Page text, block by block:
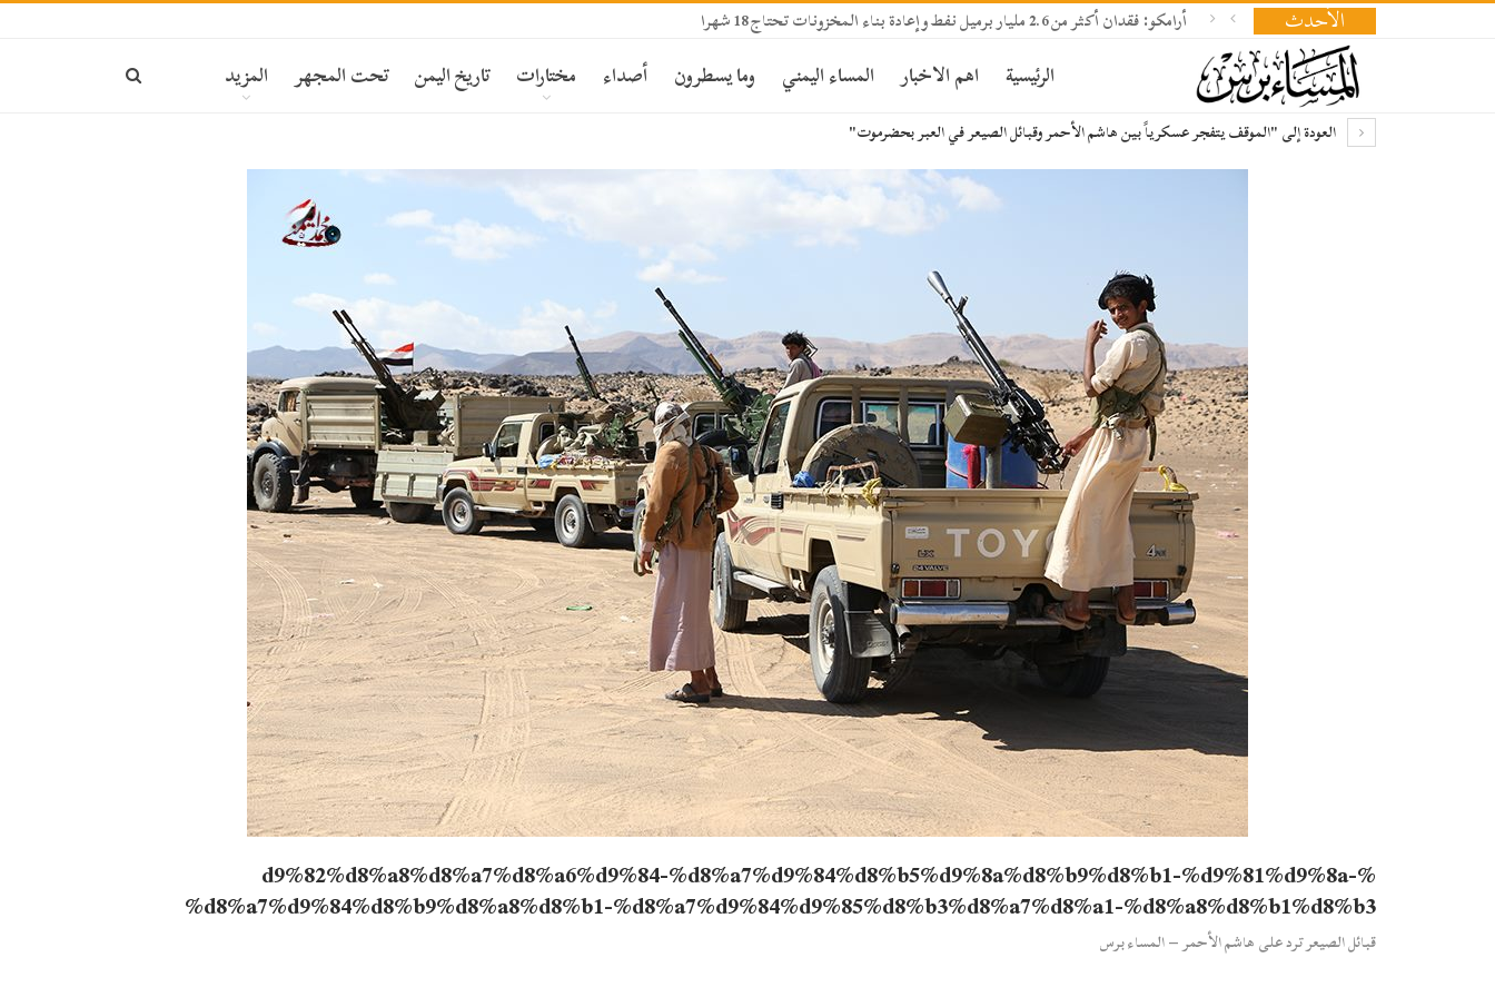
الأحدث أرامكو: فقدان أكثر من 2.6 مليار برميل نفط وإعادة بناء المخزونات تحتاج 18 شهرا
الرئيسية اهم الاخبار المساء اليمني وما يسطرون أصداء مختارات تاريخ اليمن تحت المجهر المزيد
العودة إلى "الموقف يتفجر عسكرياً بين هاشم الأحمر وقبائل الصيعر في العبر بحضرموت"
%d9%82%d8%a8%d8%a7%d8%a6%d9%84-%d8%a7%d9%84%d8%b5%d9%8a%d8%b9%d8%b1-%d9%81%d9%8a-
%d8%a7%d9%84%d8%b9%d8%a8%d8%b1-%d8%a7%d9%84%d9%85%d8%b3%d8%a7%d8%a1-%d8%a8%d8%b1%d8%b3
قبائل الصيعر ترد على هاشم الأحمر – المساء برس